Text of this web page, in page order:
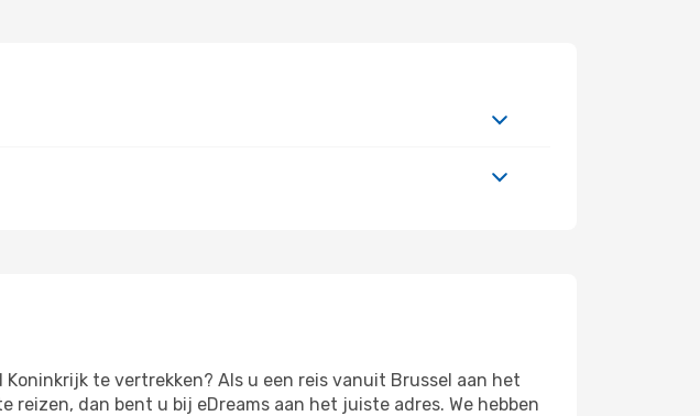
te vertrekken? Als u een reis vanuit Brussel aan het
reizen, dan bent u bij eDreams aan het juiste adres. We hebben